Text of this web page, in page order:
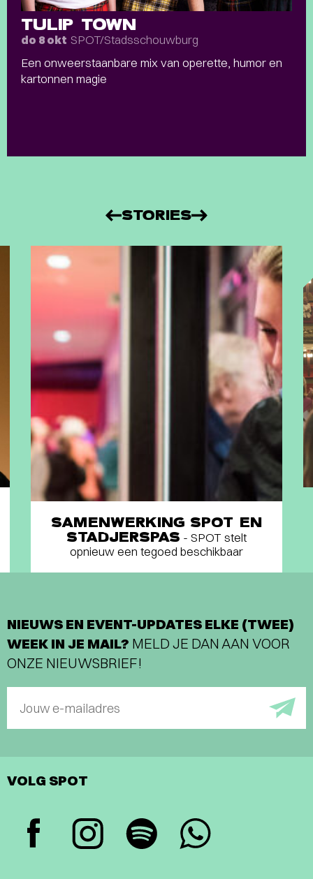
TULIP TOWN
do 8 okt SPOT/Stadsschouwburg
Een onweerstaanbare mix van operette, humor en
kartonnen magie
STORIES
SAMENWERKING SPOT EN
STADJERSPAS - SPOT stelt
opnieuw een tegoed beschikbaar
NIEUWS EN EVENT-UPDATES ELKE (TWEE)
WEEK IN JE MAIL? MELD JE DAN AAN VOOR
ONZE NIEUWSBRIEF!
Jouw e-mailadres
VOLG SPOT